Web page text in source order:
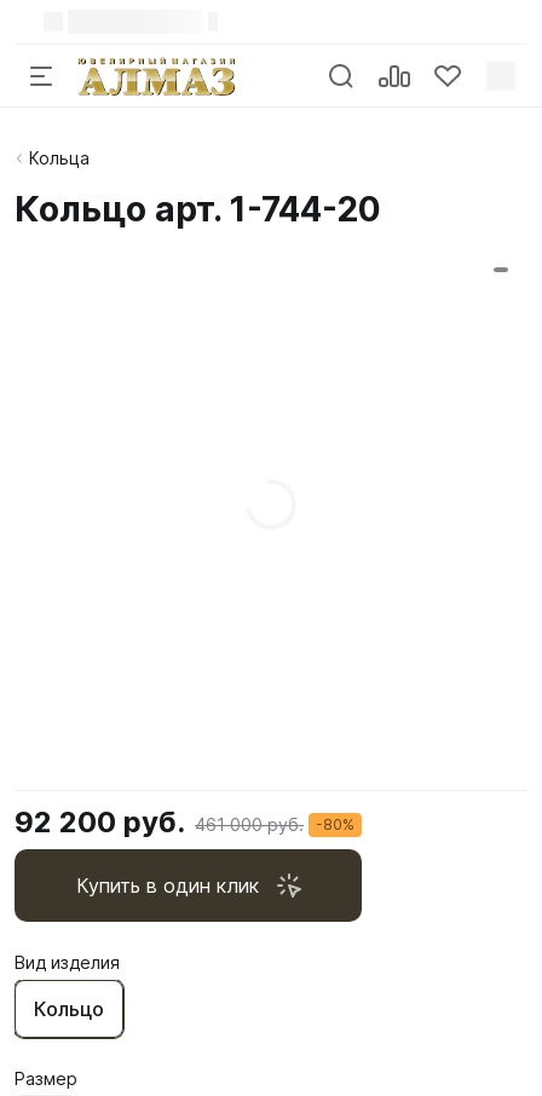
Кольца
Кольцо арт. 1-744-20
92 200 руб. 461 000 руб. -80%
Купить в один клик
Вид изделия
Кольцо
Размер